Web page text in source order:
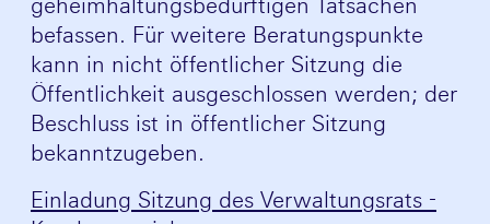
befassen. Für weitere Beratungspunkte
kann in nicht öffentlicher Sitzung die
Öffentlichkeit ausgeschlossen werden; der
Beschluss ist in öffentlicher Sitzung
bekanntzugeben.
Einladung Sitzung des Verwaltungsrats -